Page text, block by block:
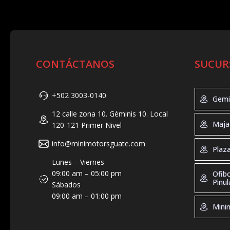
CONTÁCTANOS
+502 3003-0140
12 calle zona 10. Géminis 10. Local
120-121 Primer Nivel
info@minimotorsguate.com
Lunes – Viernes
09:00 am – 05:00 pm
Sábados
09:00 am – 01:00 pm
Geminis
Tel:
Horario
19:00,
Majadas
Tel:
Horario
de
Tel:
Horario
9:00 –
Tel: